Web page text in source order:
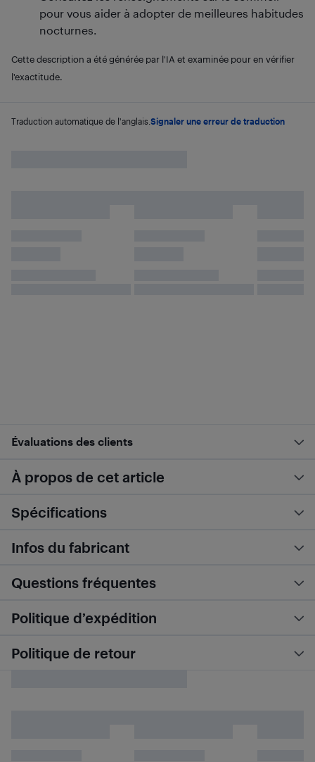
pour vous aider à adopter de meilleures habitudes
nocturnes.
Cette description a été générée par l'IA et examinée pour en vérifier
l'exactitude.
Traduction automatique de l'anglais. Signaler une erreur de traduction
Évaluations des clients
À propos de cet article
Spécifications
Infos du fabricant
Questions fréquentes
Politique d’expédition
Politique de retour